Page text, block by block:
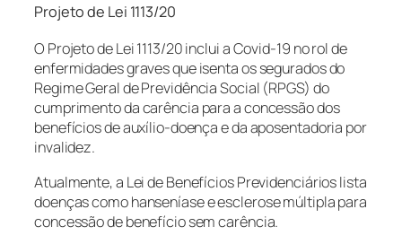
Projeto de Lei 1113/20
O Projeto de Lei 1113/20 inclui a Covid-19 no rol de
enfermidades graves que isenta os segurados do
Regime Geral de Previdência Social (RPGS) do
cumprimento da carência para a concessão dos
benefícios de auxílio-doença e da aposentadoria por
invalidez.
Atualmente, a Lei de Benefícios Previdenciários lista
doenças como hanseníase e esclerose múltipla para
concessão de benefício sem carência.